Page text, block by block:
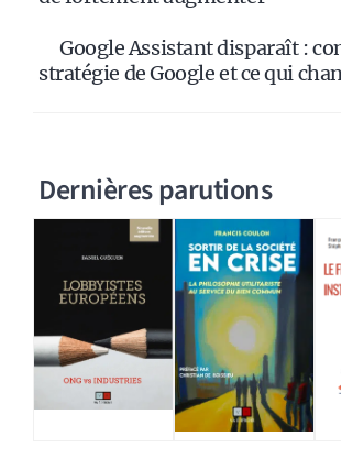
Google Assistant disparaît :
stratégie de Google et ce qui
Dernières parutions